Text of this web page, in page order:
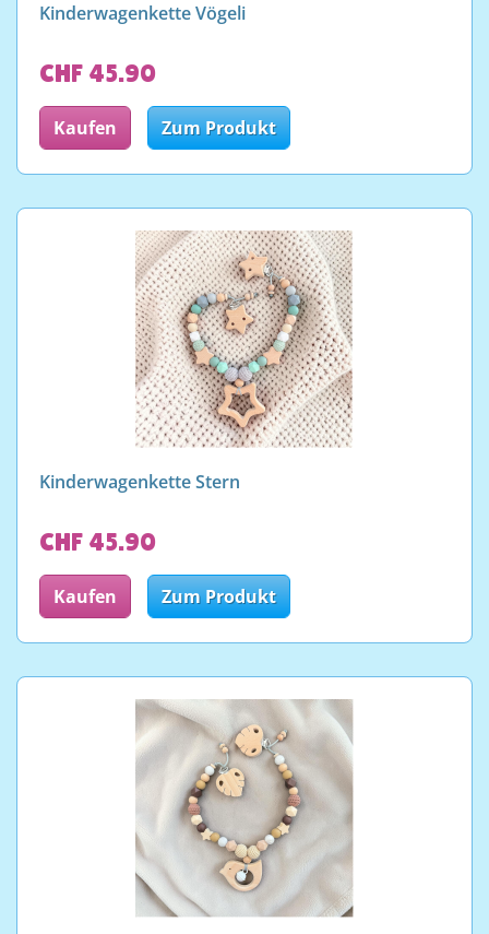
Kinderwagenkette Vögeli
CHF 45.90
Kaufen Zum Produkt
Kinderwagenkette Stern
CHF 45.90
Kaufen Zum Produkt